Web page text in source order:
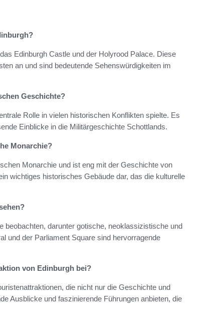
Edinburgh Castle und der Holyrood Palace. Diese
an und sind bedeutende Sehenswürdigkeiten im
Geschichte?
Rolle in vielen historischen Konflikten spielte. Es
Einblicke in die Militärgeschichte Schottlands.
Monarchie?
Monarchie und ist eng mit der Geschichte von
wichtiges historisches Gebäude dar, das die kulturelle
beobachten, darunter gotische, neoklassizistische und
und der Parliament Square sind hervorragende
von Edinburgh bei?
die nicht nur die Geschichte und
Ausblicke und faszinierende Führungen anbieten, die